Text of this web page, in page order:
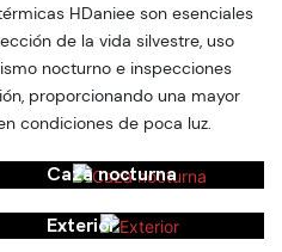
HDaniee son esenciales
de la vida silvestre, uso
nocturno e inspecciones
proporcionando una mayor
condiciones de poca luz.
Caza nocturna
Exterior